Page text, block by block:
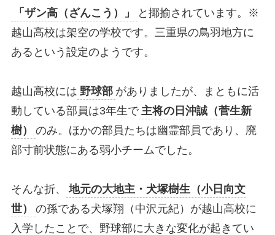
「ザン高（ざんこう）」
と揶揄されています。※
越山高校は架空の学校です。三重県の鳥羽地方に
あるという設定のようです。
越山高校には 野球部 がありましたが、まともに活
動している部員は3年生で 主将の日沖誠（菅生新
樹）
のみ。ほかの部員たちは幽霊部員であり、廃
部寸前状態にある弱小チームでした。
そんな折、
地元の大地主・犬塚樹生（小日向文
世）
の孫である犬塚翔（中沢元紀）が越山高校に
入学したことで、野球部に大きな変化が起きてい